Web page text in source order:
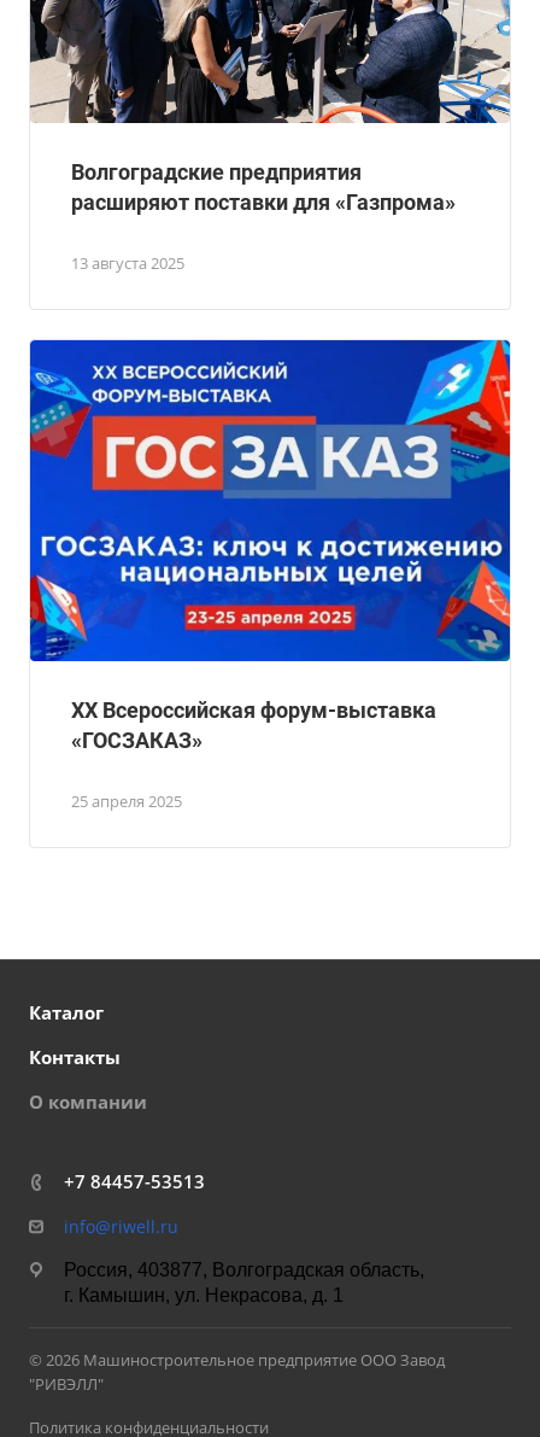
13 августа 2025
Волгоградские предприятия
расширяют поставки для «Газпрома»
25 апреля 2025
ХХ Всероссийская форум-выставка
«ГОСЗАКАЗ»
Каталог
Контакты
О компании
+7 84457-53513
info@riwell.ru
Россия, 403877, Волгоградская область,
г. Камышин, ул. Некрасова, д. 1
© 2026 Машиностроительное предприятие ООО Завод
"РИВЭЛЛ"
Политика конфиденциальности